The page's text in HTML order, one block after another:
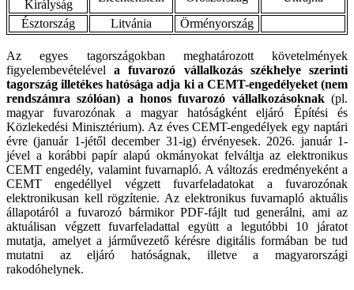
Királyság
Észtország
Litvánia Örményország
Az egyes tagországokban meghatározott követelmények
figyelembevételévela fuvarozó vállalkozás székhelye szerinti
tagország illetékes hatósága adja ki a CEMT-engedélyeket (nem
rendszámra szólóan) a honos fuvarozó vállalkozásoknak(pl.
magyar fuvarozónak a magyar hatóságként eljáró Építési és
Közlekedési Minisztérium). Az éves CEMT-engedélyek egy naptári
évre (január 1-jétől december 31-ig) érvényesek. 2026. január 1-
jével a korábbi papír alapú okmányokat felváltja az elektronikus
CEMT engedély, valamint fuvarnapló. A változás eredményeként a
CEMT engedéllyel végzett fuvarfeladatokat a fuvarozónak
elektronikusan kell rögzítenie. Az elektronikus fuvarnapló aktuális
állapotáról a fuvarozó bármikor PDF-fájlt tud generálni, ami az
aktuálisan végzett fuvarfeladattal együtt a legutóbbi 10 járatot
mutatja, amelyet a járművezető kérésre digitális formában be tud
mutatni az eljáró hatóságnak, illetve a magyarországi
rakodóhelynek.